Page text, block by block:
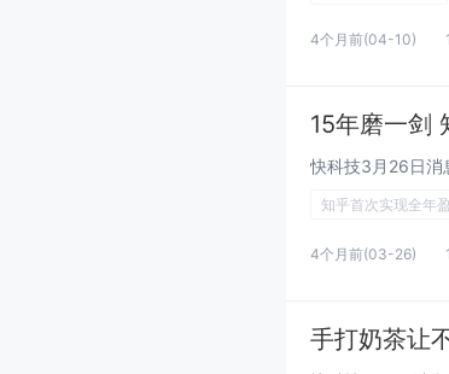
4个月前(04-10)
15年磨一剑
知乎首次实现全年
4个月前(03-26)
手打奶茶让